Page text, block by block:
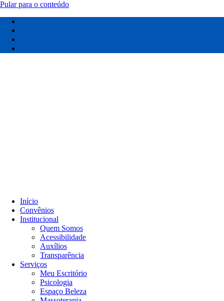
Pular para o conteúdo
Início
Convênios
Institucional
Quem Somos
Acessibilidade
Auxílios
Transparência
Serviços
Meu Escritório
Psicologia
Espaço Beleza